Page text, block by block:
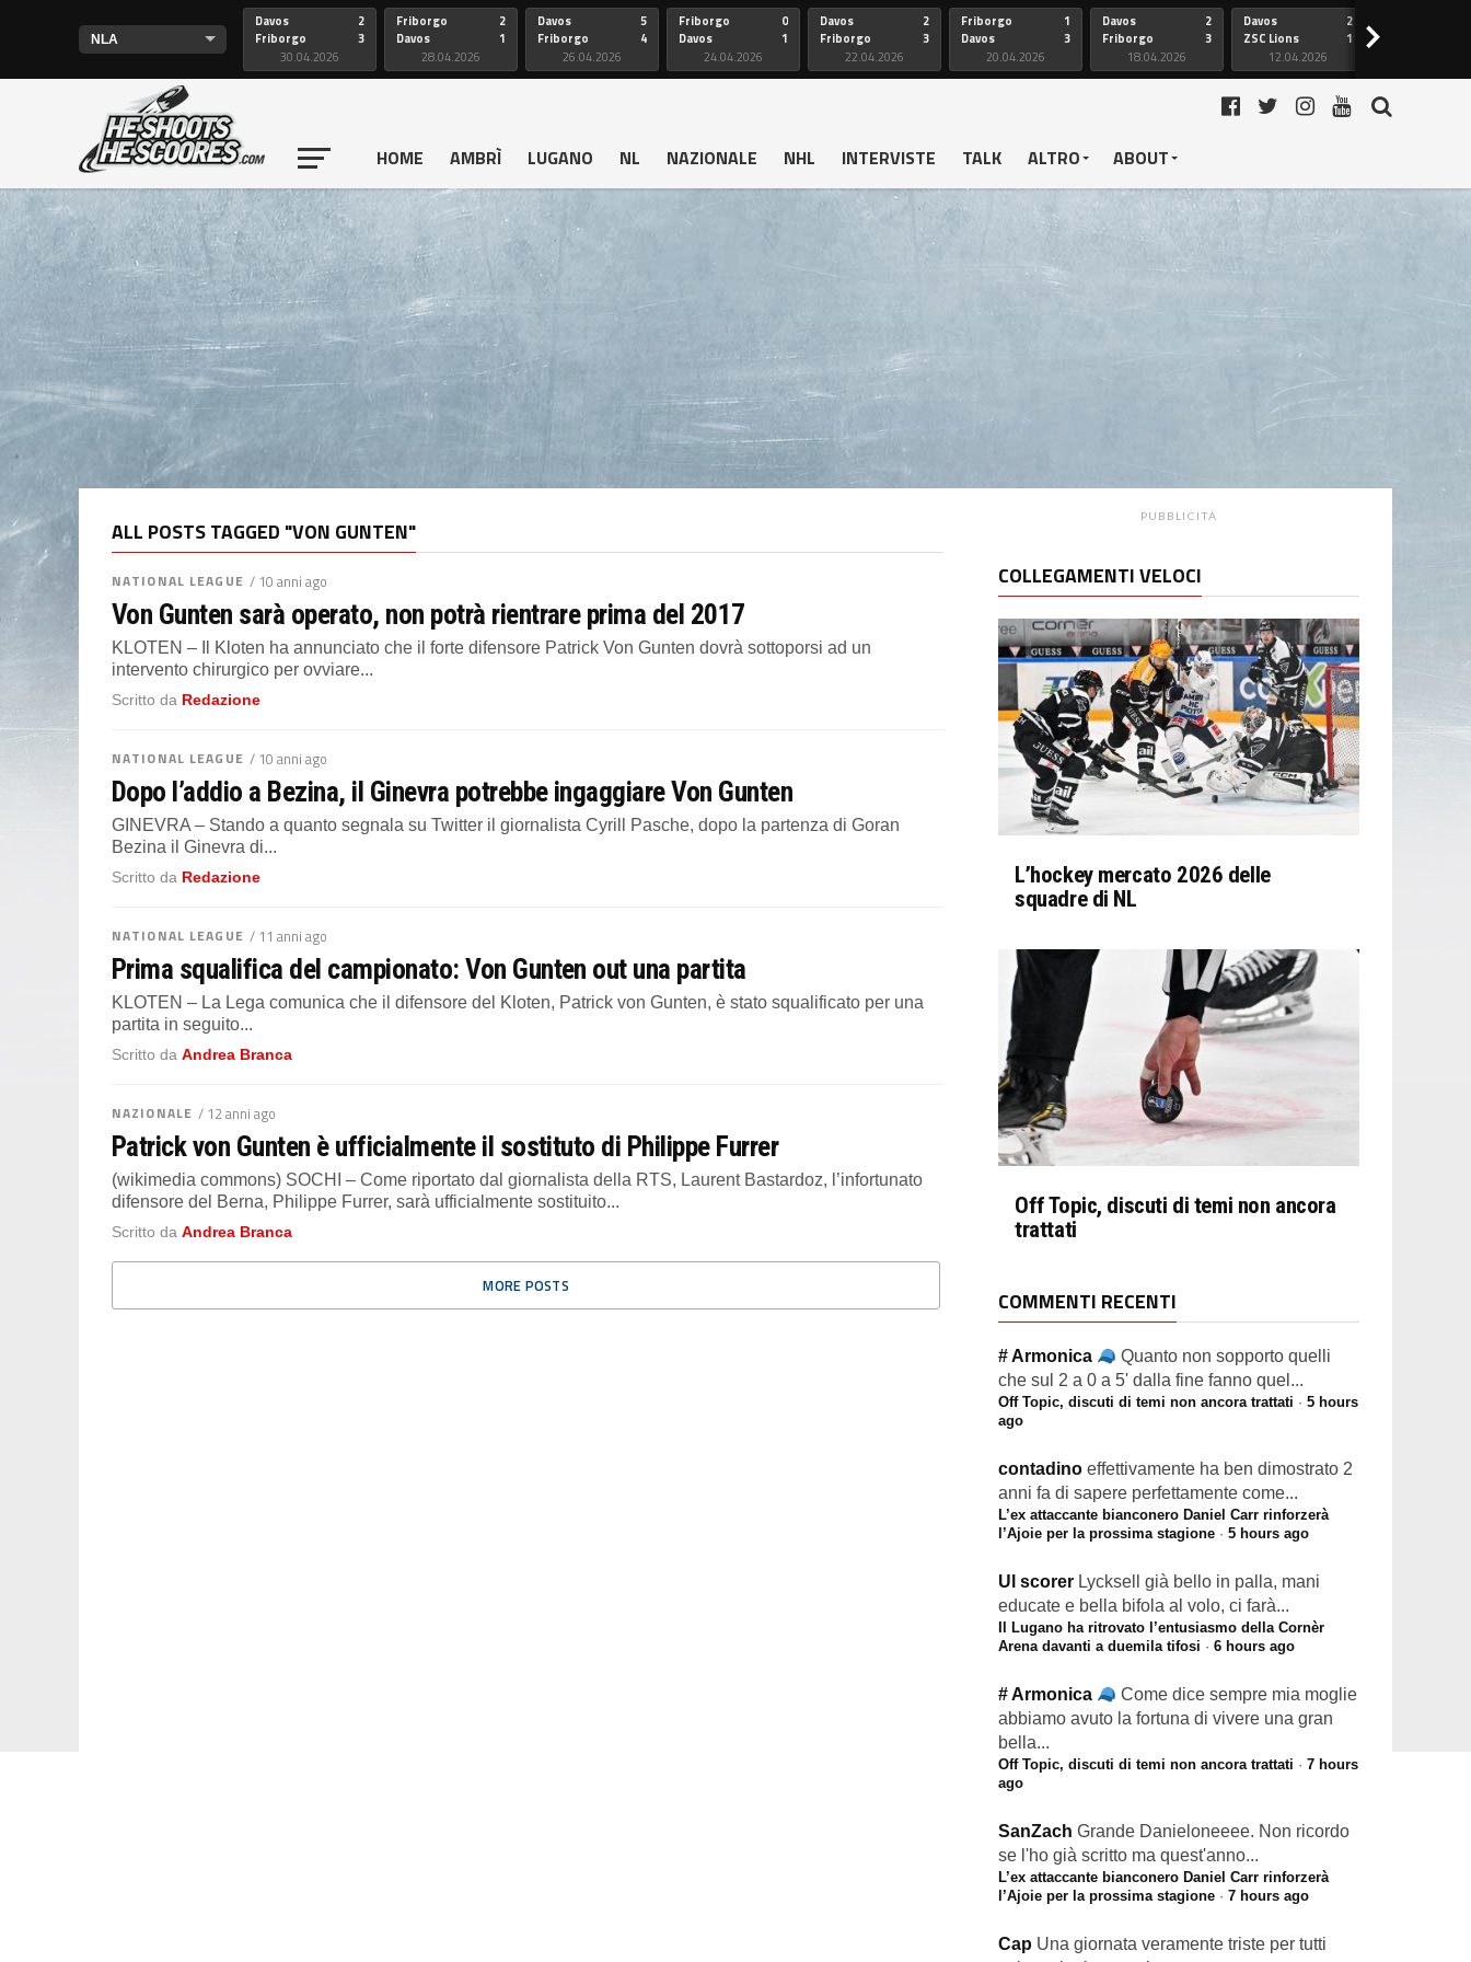
Davos
Friborgo
2
3
30.04.2026
Friborgo
Davos
2
1
28.04.2026
Davos
Friborgo
5
4
26.04.2026
Friborgo
Davos
0
1
24.04.2026
Davos
Friborgo
2
3
22.04.2026
Friborgo
Davos
1
3
20.04.2026
Davos
Friborgo
2
3
18.04.2026
Davos
ZSC Lions
2
1
12.04.2026
>
HOME AMBRÌ LUGANO NL NAZIONALE NHL INTERVISTE TALK ALTRO ABOUT
ALL POSTS TAGGED "VON GUNTEN"
NATIONAL LEAGUE / 10 anni ago
Von Gunten sarà operato, non potrà rientrare prima del 2017
KLOTEN – Il Kloten ha annunciato che il forte difensore Patrick Von Gunten dovrà sottoporsi ad un
intervento chirurgico per ovviare...
Scritto da Redazione
NATIONAL LEAGUE / 10 anni ago
Dopo l’addio a Bezina, il Ginevra potrebbe ingaggiare Von Gunten
GINEVRA – Stando a quanto segnala su Twitter il giornalista Cyrill Pasche, dopo la partenza di Goran
Bezina il Ginevra di...
Scritto da Redazione
NATIONAL LEAGUE / 11 anni ago
Prima squalifica del campionato: Von Gunten out una partita
KLOTEN – La Lega comunica che il difensore del Kloten, Patrick von Gunten, è stato squalificato per una
partita in seguito...
Scritto da Andrea Branca
NAZIONALE / 12 anni ago
Patrick von Gunten è ufficialmente il sostituto di Philippe Furrer
(wikimedia commons) SOCHI – Come riportato dal giornalista della RTS, Laurent Bastardoz, l’infortunato
difensore del Berna, Philippe Furrer, sarà ufficialmente sostituito...
Scritto da Andrea Branca
MORE POSTS
PUBBLICITÀ
COLLEGAMENTI VELOCI
L’hockey mercato 2026 delle
squadre di NL
Off Topic, discuti di temi non ancora
trattati
COMMENTI RECENTI
# Armonica
Quanto non sopporto quelli
che sul 2 a 0 a 5' dalla fine fanno quel...
Off Topic, discuti di temi non ancora trattati · 5 hours
ago
contadino effettivamente ha ben dimostrato 2
anni fa di sapere perfettamente come...
L’ex attaccante bianconero Daniel Carr rinforzerà
l’Ajoie per la prossima stagione · 5 hours ago
Ul scorer Lycksell già bello in palla, mani
educate e bella bifola al volo, ci farà...
Il Lugano ha ritrovato l’entusiasmo della Cornèr
Arena davanti a duemila tifosi · 6 hours ago
# Armonica
Come dice sempre mia moglie
abbiamo avuto la fortuna di vivere una gran
bella...
Off Topic, discuti di temi non ancora trattati · 7 hours
ago
SanZach Grande Danieloneeee. Non ricordo
se l'ho già scritto ma quest'anno...
L’ex attaccante bianconero Daniel Carr rinforzerà
l’Ajoie per la prossima stagione · 7 hours ago
Cap Una giornata veramente triste per tutti